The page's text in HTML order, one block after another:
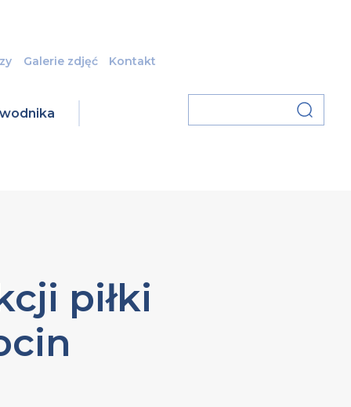
Galerie zdjęć Kontakt
piłki